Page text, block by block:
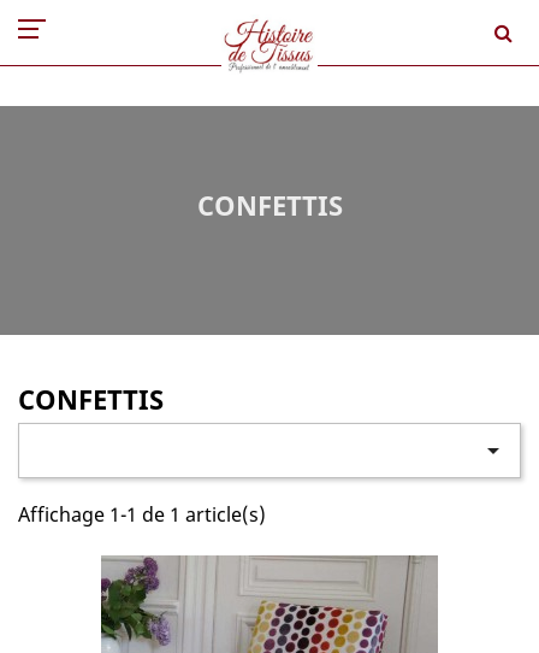
CONFETTIS
CONFETTIS

Affichage 1-1 de 1 article(s)